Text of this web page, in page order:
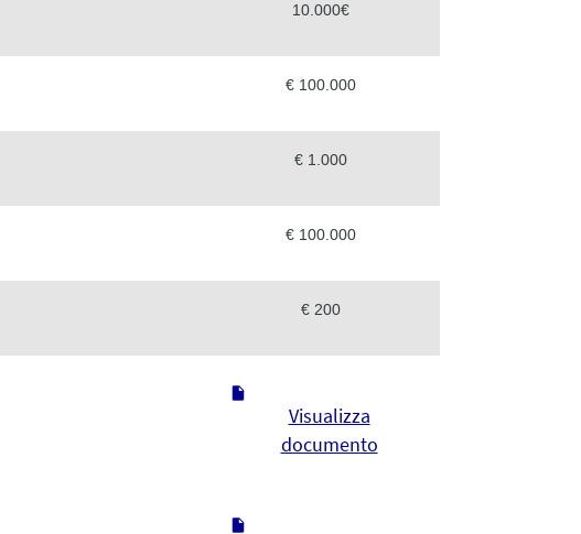
10.000€
€ 100.000
€ 1.000
€ 100.000
€ 200
Visualizza
documento